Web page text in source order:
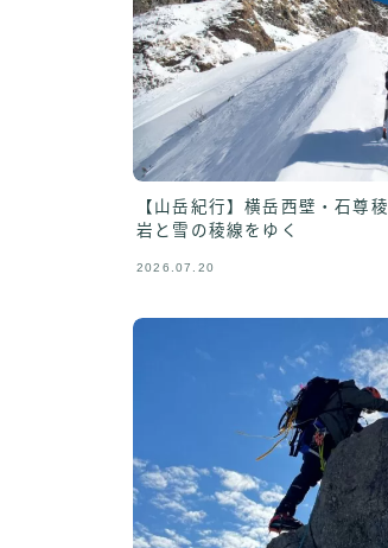
【山岳紀行】横岳西壁・石尊
岩と雪の稜線をゆく
2026.07.20